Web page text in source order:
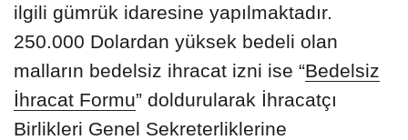
ilgili gümrük idaresine yapılmaktadır.
250.000 Dolardan yüksek bedeli olan
malların bedelsiz ihracat izni ise “Bedelsiz
İhracat Formu” doldurularak İhracatçı
Birlikleri Genel Sekreterliklerine